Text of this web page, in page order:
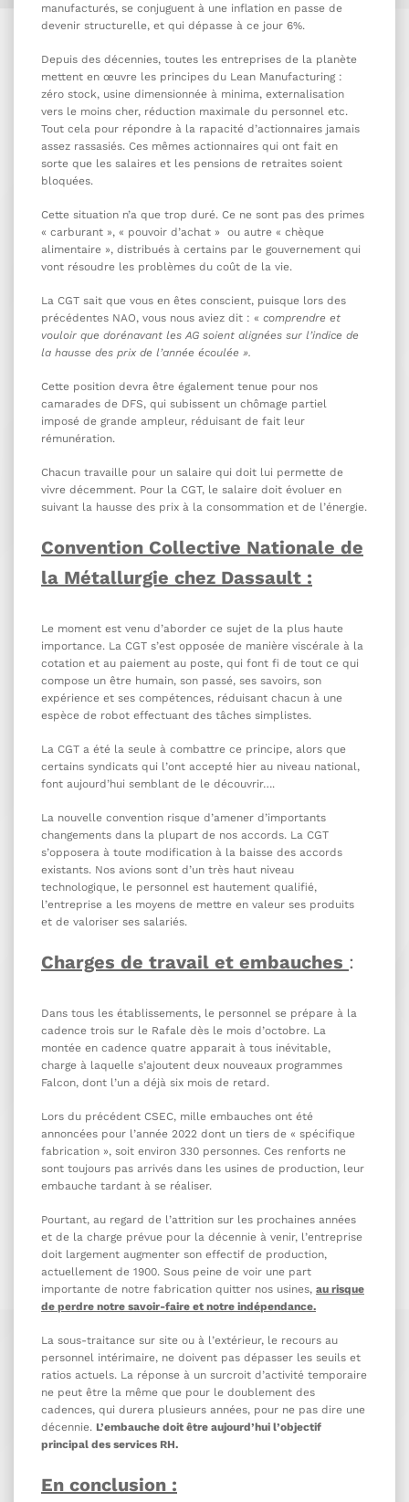
manufacturés, se conjuguent à une inflation en passe de
devenir structurelle, et qui dépasse à ce jour 6%.
Depuis des décennies, toutes les entreprises de la planète
mettent en œuvre les principes du Lean Manufacturing :
zéro stock, usine dimensionnée à minima, externalisation
vers le moins cher, réduction maximale du personnel etc.
Tout cela pour répondre à la rapacité d’actionnaires jamais
assez rassasiés. Ces mêmes actionnaires qui ont fait en
sorte que les salaires et les pensions de retraites soient
bloquées.
Cette situation n’a que trop duré. Ce ne sont pas des primes
« carburant », « pouvoir d’achat » ou autre « chèque
alimentaire », distribués à certains par le gouvernement qui
vont résoudre les problèmes du coût de la vie.
La CGT sait que vous en êtes conscient, puisque lors des
précédentes NAO, vous nous aviez dit : « comprendre et
vouloir que dorénavant les AG soient alignées sur l’indice de
la hausse des prix de l’année écoulée ».
Cette position devra être également tenue pour nos
camarades de DFS, qui subissent un chômage partiel
imposé de grande ampleur, réduisant de fait leur
rémunération.
Chacun travaille pour un salaire qui doit lui permette de
vivre décemment. Pour la CGT, le salaire doit évoluer en
suivant la hausse des prix à la consommation et de l’énergie.
Convention Collective Nationale de
la Métallurgie chez Dassault :
Le moment est venu d’aborder ce sujet de la plus haute
importance. La CGT s’est opposée de manière viscérale à la
cotation et au paiement au poste, qui font fi de tout ce qui
compose un être humain, son passé, ses savoirs, son
expérience et ses compétences, réduisant chacun à une
espèce de robot effectuant des tâches simplistes.
La CGT a été la seule à combattre ce principe, alors que
certains syndicats qui l’ont accepté hier au niveau national,
font aujourd’hui semblant de le découvrir….
La nouvelle convention risque d’amener d’importants
changements dans la plupart de nos accords. La CGT
s’opposera à toute modification à la baisse des accords
existants. Nos avions sont d’un très haut niveau
technologique, le personnel est hautement qualifié,
l’entreprise a les moyens de mettre en valeur ses produits
et de valoriser ses salariés.
Charges de travail et embauches :
Dans tous les établissements, le personnel se prépare à la
cadence trois sur le Rafale dès le mois d’octobre. La
montée en cadence quatre apparait à tous inévitable,
charge à laquelle s’ajoutent deux nouveaux programmes
Falcon, dont l’un a déjà six mois de retard.
Lors du précédent CSEC, mille embauches ont été
annoncées pour l’année 2022 dont un tiers de « spécifique
fabrication », soit environ 330 personnes. Ces renforts ne
sont toujours pas arrivés dans les usines de production, leur
embauche tardant à se réaliser.
Pourtant, au regard de l’attrition sur les prochaines années
et de la charge prévue pour la décennie à venir, l’entreprise
doit largement augmenter son effectif de production,
actuellement de 1900. Sous peine de voir une part
importante de notre fabrication quitter nos usines, au risque
de perdre notre savoir-faire et notre indépendance.
La sous-traitance sur site ou à l’extérieur, le recours au
personnel intérimaire, ne doivent pas dépasser les seuils et
ratios actuels. La réponse à un surcroit d’activité temporaire
ne peut être la même que pour le doublement des
cadences, qui durera plusieurs années, pour ne pas dire une
décennie. L’embauche doit être aujourd’hui l’objectif
principal des services RH.
En conclusion :